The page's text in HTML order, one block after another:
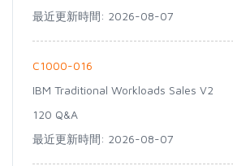
最近更新時間: 2026-08-07
C1000-016
IBM Traditional Workloads Sales V2
120 Q&A
最近更新時間: 2026-08-07